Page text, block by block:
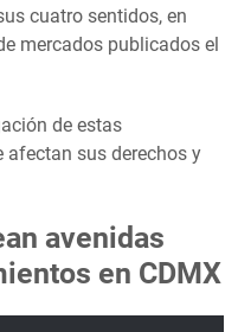
cuatro sentidos, en
mercados publicados el
de estas
sus derechos y
avenidas
en CDMX